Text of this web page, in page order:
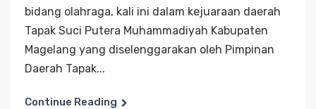
bidang olahraga, kali ini dalam kejuaraan daerah
Tapak Suci Putera Muhammadiyah Kabupaten
Magelang yang diselenggarakan oleh Pimpinan
Daerah Tapak...
Continue Reading